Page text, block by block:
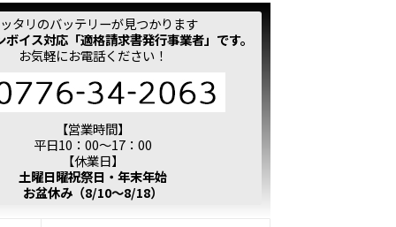
タリのバッテリーが見つかります
イス対応「適格請求書発行事業者」です。
お気軽にお電話ください！
【営業時間】
平日10：00～17：00
【休業日】
土曜日曜祝祭日・年末年始
お盆休み（8/10～8/18）